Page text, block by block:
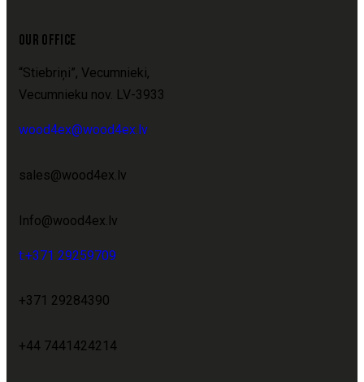
OUR OFFICE
“Stiebriņi”, Vecumnieki,
Vecumnieku nov. LV-3933
wood4ex@wood4ex.lv
sales@wood4ex.lv
Info@wood4ex.lv
t:+371 29259709
+371 29284390
+44 7441424214